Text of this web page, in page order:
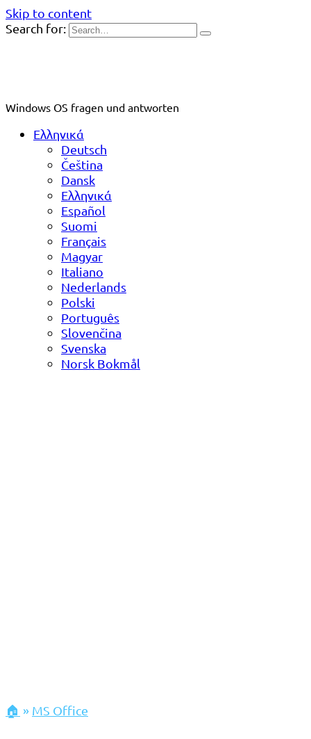
Skip to content
Search for:
Windows OS fragen und antworten
Ελληνικά
Deutsch
Čeština
Dansk
Ελληνικά
Español
Suomi
Français
Magyar
Italiano
Nederlands
Polski
Português
Slovenčina
Svenska
Norsk Bokmål
🏠 » MS Office